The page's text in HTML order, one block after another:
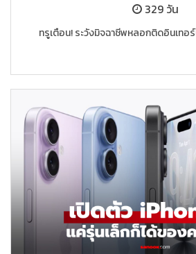
329 วัน
ทรูเตือน! ระวังมิจฉาชีพหลอกติดอินเทอ